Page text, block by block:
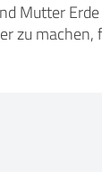
Mutter
zu machen,